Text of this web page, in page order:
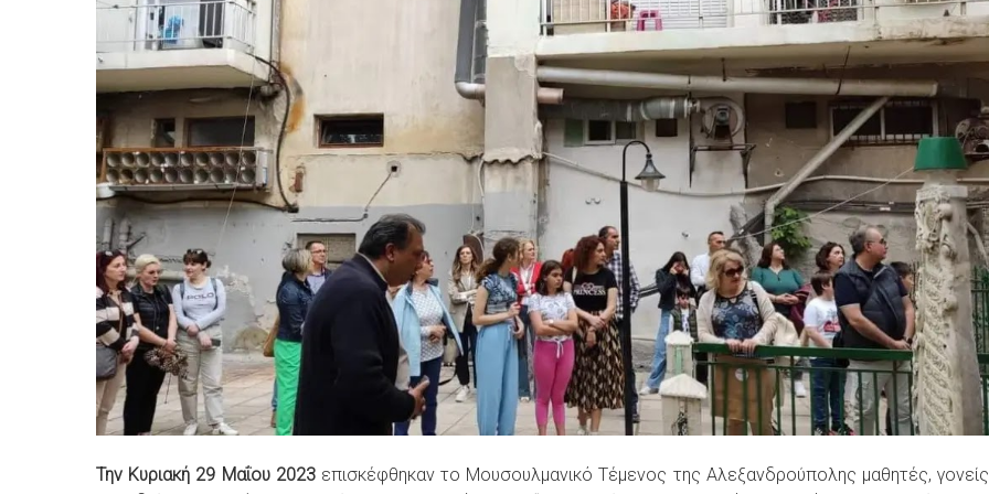
Την Κυριακή 29 Μαΐου 2023 επισκέφθηκαν το Μουσουλμανικό Τέμενος της Αλεξανδρούπολης μαθητές, γονείς